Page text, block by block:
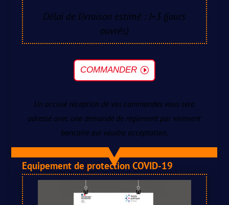
Délai de livraison estimé : J+3 (jours
ouvrés)
COMMANDER
Un accusé réception de vos commandes vous sera
adressé avec une demande de réglement par virement
bancaire qui vaudra acceptation.
Equipement de protection COVID-19